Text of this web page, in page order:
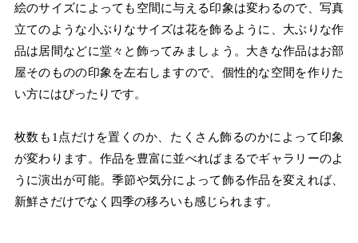
絵のサイズによっても空間に与える印象は変わるので、写真
立てのような小ぶりなサイズは花を飾るように、大ぶりな作
品は居間などに堂々と飾ってみましょう。大きな作品はお部
屋そのものの印象を左右しますので、個性的な空間を作りた
い方にはぴったりです。
枚数も1点だけを置くのか、たくさん飾るのかによって印象
が変わります。作品を豊富に並べればまるでギャラリーのよ
うに演出が可能。季節や気分によって飾る作品を変えれば、
新鮮さだけでなく四季の移ろいも感じられます。